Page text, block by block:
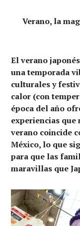
Verano, la
El verano
una temporada
culturales y
calor (con
época del año
experiencias que
verano coincide
México, lo que
para que las
maravillas que